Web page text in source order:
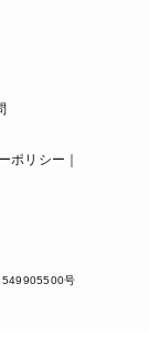
ポリシー
号